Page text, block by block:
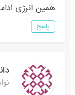
همین انرژی
پاسخ
نوامبر 5,